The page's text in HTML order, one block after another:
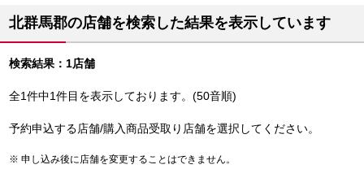
北群馬郡の店舗を検索した結果を表示しています
検索結果：1店舗
全1件中1件目を表示しております。(50音順)
予約申込する店舗/購入商品受取り店舗を選択してください。
申し込み後に店舗を変更することはできません。